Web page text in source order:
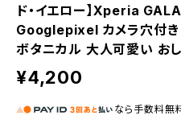
ド・イエロー】Xperia
Googlepixel カメラ穴付き
ボタニカル 大人可愛い お
¥4,200
なら 手数料無